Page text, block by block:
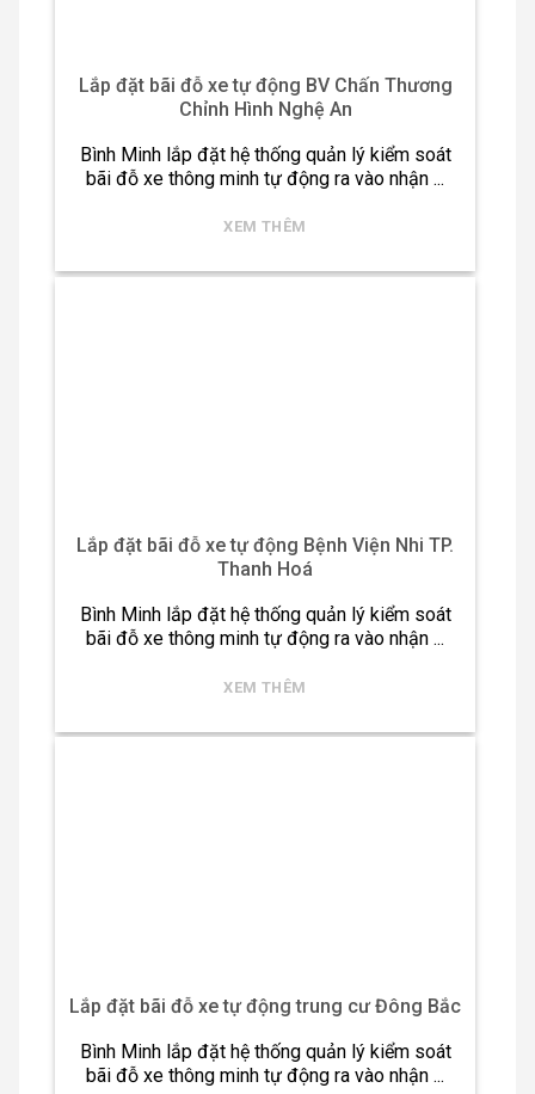
Lắp đặt bãi đỗ xe tự động BV Chấn Thương
Chỉnh Hình Nghệ An
Bình Minh lắp đặt hệ thống quản lý kiểm soát
bãi đỗ xe thông minh tự động ra vào nhận ...
XEM THÊM
Lắp đặt bãi đỗ xe tự động Bệnh Viện Nhi TP.
Thanh Hoá
Bình Minh lắp đặt hệ thống quản lý kiểm soát
bãi đỗ xe thông minh tự động ra vào nhận ...
XEM THÊM
Lắp đặt bãi đỗ xe tự động trung cư Đông Bắc
Bình Minh lắp đặt hệ thống quản lý kiểm soát
bãi đỗ xe thông minh tự động ra vào nhận ...